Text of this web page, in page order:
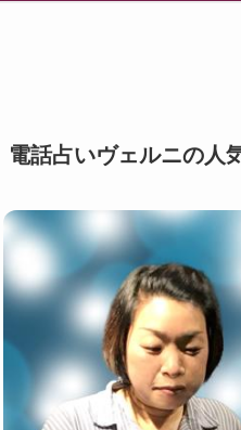
電話占いヴェルニの人